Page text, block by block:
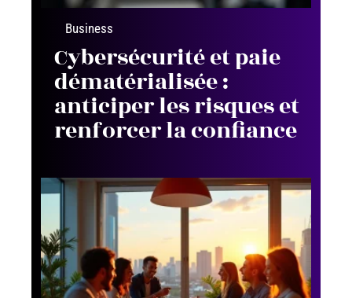
Business
Cybersécurité et paie
dématérialisée :
anticiper les risques et
renforcer la confiance